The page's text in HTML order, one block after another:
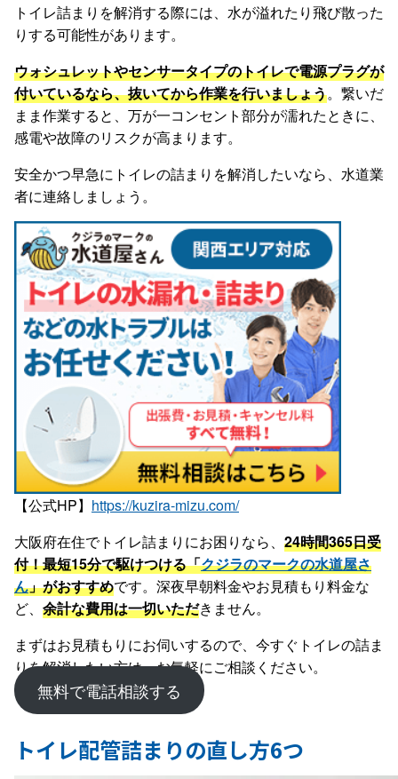
トイレ詰まりを解消する際には、水が溢れたり飛び散った
りする可能性があります。
ウォシュレットやセンサータイプのトイレで電源プラグが
付いているなら、抜いてから作業を行いましょう。繋いだ
まま作業すると、万が一コンセント部分が濡れたときに、
感電や故障のリスクが高まります。
安全かつ早急にトイレの詰まりを解消したいなら、水道業
者に連絡しましょう。
【公式HP】 https://kuzira-mizu.com/
大阪府在住でトイレ詰まりにお困りなら、 24時間365日受
付！最短15分で駆けつける「クジラのマークの水道屋さ
ん」がおすすめです。深夜早朝料金やお見積もり料金な
ど、 余計な費用は一切いただきません。
まずはお見積もりにお伺いするので、今すぐトイレの詰ま
りを解消したい方は、お気軽にご相談ください。
無料で電話相談する
トイレ配管詰まりの直し方6つ